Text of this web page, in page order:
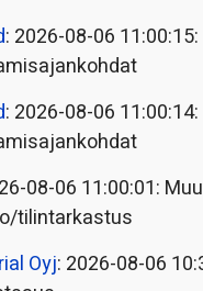
: 2026-08-06 11:00:15:
: 2026-08-06 11:00:14:
08-06 11:00:01:
tilintarkastus
Oyj: 2026-08-06